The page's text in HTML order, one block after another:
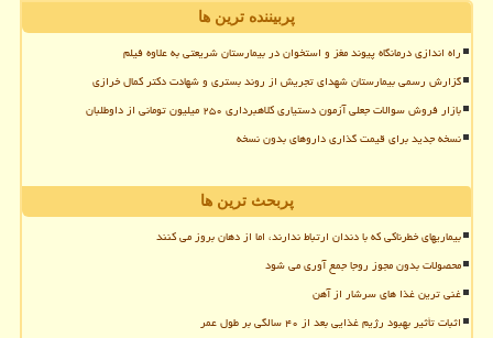
پربیننده ترین ها
راه اندازی درمانگاه پیوند مغز و استخوان در بیمارستان شریعتی به علاوه فیلم
گزارش رسمی بیمارستان شهدای تجریش از روند بستری و شهادت دکتر کمال خرازی
بازار فروش سوالات جعلی آزمون دستیاری کلاهبرداری ۲۵۰ میلیون تومانی از داوطلبان
نسخه جدید برای قیمت گذاری داروهای بدون نسخه
پربحث ترین ها
بیماریهای خطرناکی که با دندان ارتباط ندارند، اما از دهان بروز می کنند
محصولات بدون مجوز روجا جمع آوری می شود
غنی ترین غذا های سرشار از آهن
اثبات تأثیر بهبود رژیم غذایی بعد از ۴۰ سالگی بر طول عمر